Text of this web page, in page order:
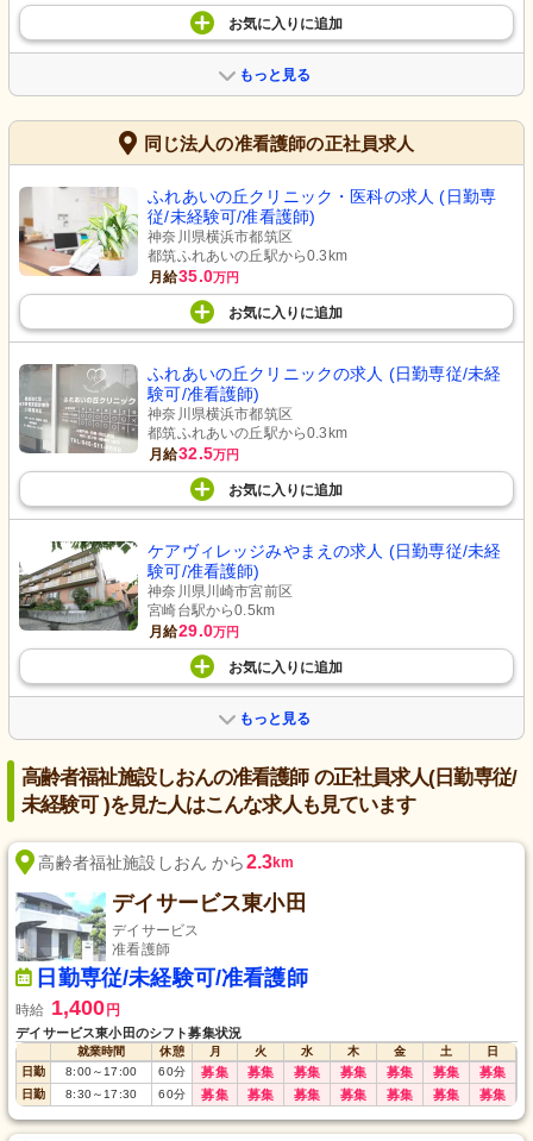
お気に入り に追加
もっと見る
同じ法人の准看護師の正社員求人
ふれあいの丘クリニック・医科の求人 (日勤専
従/未経験可/准看護師)
神奈川県横浜市都筑区
都筑ふれあいの丘駅から0.3km
月給35.0万円
お気に入り に追加
ふれあいの丘クリニックの求人 (日勤専従/未経
験可/准看護師)
神奈川県横浜市都筑区
都筑ふれあいの丘駅から0.3km
月給32.5万円
お気に入り に追加
ケアヴィレッジみやまえの求人 (日勤専従/未経
験可/准看護師)
神奈川県川崎市宮前区
宮崎台駅から0.5km
月給29.0万円
お気に入り に追加
もっと見る
高齢者福祉施設しおんの准看護師 の正社員求人(日勤専従/
未経験可 )を見た人はこんな求人も見ています
高齢者福祉施設しおん から2.3km
デイサービス東小田
デイサービス
准看護師
日勤専従/未経験可/准看護師
時給 1,400 円
デイサービス東小田のシフト募集状況
就業時間 休憩 月 火 水 木 金 土
日
日勤
8:00～17:00 60分 募集 募集 募集 募集 募集 募集 募集
日勤 8:30～17:30 60分 募集 募集 募集 募集 募集 募集 募集